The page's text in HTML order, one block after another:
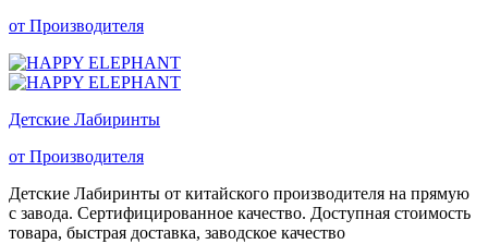
от Производителя
Детские Лабиринты
от Производителя
Детские Лабиринты от китайского производителя на прямую
с завода. Сертифицированное качество. Доступная стоимость
товара, быстрая доставка, заводское качество